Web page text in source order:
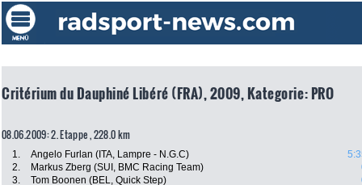
Critérium du Dauphiné Libéré (FRA), 2009, Kategorie: PRO
08.06.2009: 2. Etappe , 228.0 km
1. Angelo Furlan (ITA, Lampre - N.G.C)
2.
Markus Zberg (SUI, BMC Racing Team)
3.
Tom Boonen (BEL, Quick Step)